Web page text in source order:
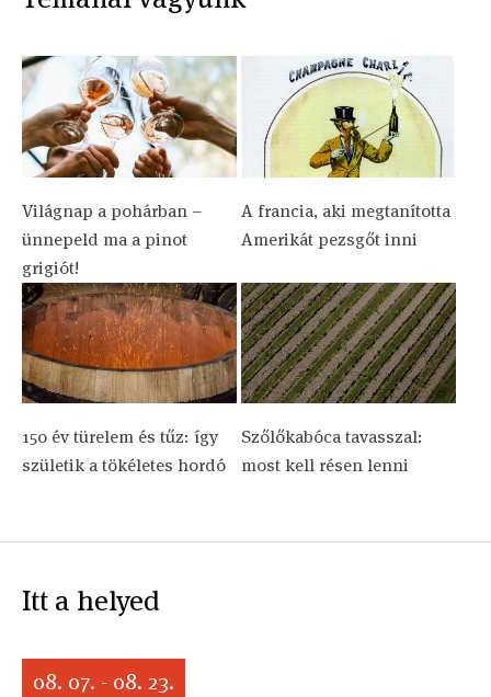
Világnap a pohárban –
ünnepeld ma a pinot
grigiót!
A francia, aki megtanította
Amerikát pezsgőt inni
150 év türelem és tűz: így
születik a tökéletes hordó
Szőlőkabóca tavasszal:
most kell résen lenni
Itt a helyed
08. 07. - 08. 23.